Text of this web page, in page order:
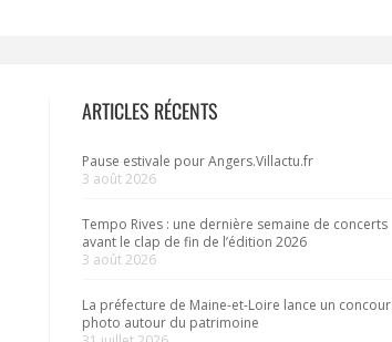
ARTICLES RÉCENTS
Pause estivale pour Angers.Villactu.fr
3 août 2026
Tempo Rives : une dernière semaine de concerts
avant le clap de fin de l’édition 2026
3 août 2026
La préfecture de Maine-et-Loire lance un
photo autour du patrimoine